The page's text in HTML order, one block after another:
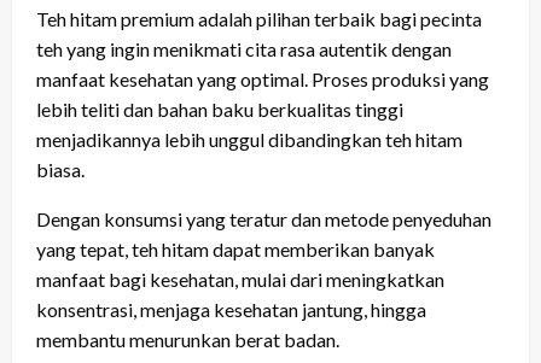
Teh hitam premium adalah pilihan terbaik bagi pecinta
teh yang ingin menikmati cita rasa autentik dengan
manfaat kesehatan yang optimal. Proses produksi yang
lebih teliti dan bahan baku berkualitas tinggi
menjadikannya lebih unggul dibandingkan teh hitam
biasa.
Dengan konsumsi yang teratur dan metode penyeduhan
yang tepat, teh hitam dapat memberikan banyak
manfaat bagi kesehatan, mulai dari meningkatkan
konsentrasi, menjaga kesehatan jantung, hingga
membantu menurunkan berat badan.